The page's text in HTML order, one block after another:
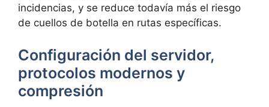
incidencias, y se reduce todavía más el riesgo
de cuellos de botella en rutas específicas.
Configuración del servidor,
protocolos modernos y
compresión